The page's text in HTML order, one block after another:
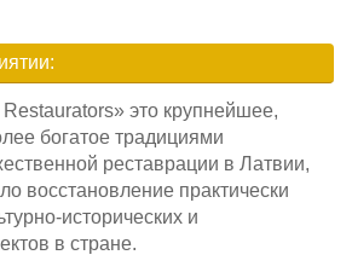
это крупнейшее,
богатое традициями
реставрации в Латвии,
восстановление практически
исторических и
в стране.